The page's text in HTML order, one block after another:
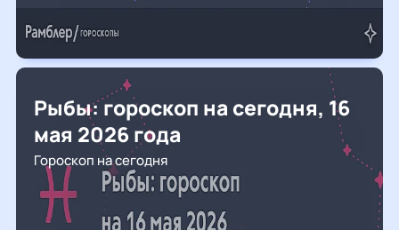
Рыбы: гороскоп на сегодня, 16
мая 2026 года
Гороскоп на сегодня